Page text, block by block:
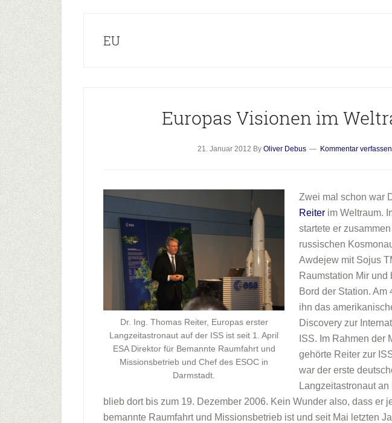
EU
Europas Visionen im
21. Januar 2012 By Oliver Debus Kommentar verfassen
Dr. Ing. Thomas Reiter, Europas erster
Langzeitastronaut auf der ISS ist seit 1. April
ESA Direktor für Bemannte Raumfahrt und
Missionsbetrieb und Chef des ESOC in
Darmstadt.
Zwei mal schon war
Reiter im Weltraum.
startete er
russischen
Awdejew mit Sojus
Raumstation Mir und
Bord der Station. Am
ihn das
Discovery zur
ISS. Im Rahmen der
gehörte Reiter zur
war der erste
Langzeitastronaut
blieb dort bis zum 19. Dezember 2006. Kein Wunder also, dass er
bemannte Raumfahrt und Missionsbetrieb ist und seit Mai letzten